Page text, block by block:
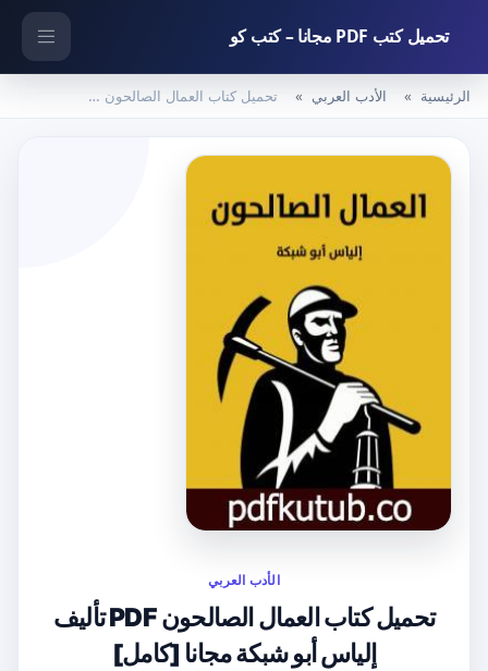
تحميل كتب PDF مجانا – كتب كو
الرئيسية الأدب العربي تحميل كتاب العمال الصالحون PDF تأليف إلياس أبو شبكة مجانا [كامل]
الأدب العربي
تحميل كتاب العمال الصالحون PDF تأليف
إلياس أبو شبكة مجانا [كامل]